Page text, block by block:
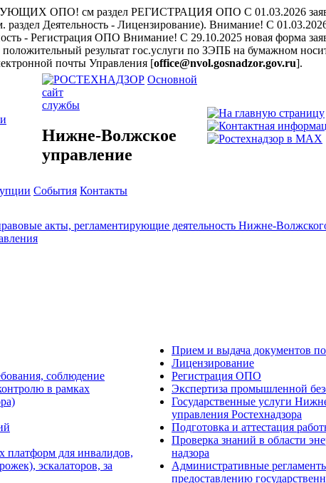
ОПО! см раздел РЕГИСТРАЦИЯ ОПО С 01.03.2026
Деятельность - Лицензирование). Внимание! С
- Регистрация ОПО Внимание! С 29.10.2025 новая форма
результат гос.услуги по ЗЭПБ на бумажном
почты Управления [office@nvol.gosnadzor.gov.ru].
Основной
сайт
службы
Нижне-Волжское
управление
События Контакты
акты, регламентирующие деятельность Нижне-
соблюдение
в рамках
платформ для инвалидов,
эскалаторов, за
Прием и выдача документов по
Лицензирование
Регистрация ОПО
Экспертиза промышленной
Государственные услуги
управления Ростехнадзора
Подготовка и аттестация
Проверка знаний в области
надзора
Административные
предоставлению